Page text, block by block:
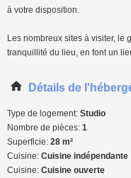
à votre disposition.
Les nombreux sites à visiter, le
tranquillité du lieu, en font un
Détails de
Type de logement: Studio
Nombre de pièces: 1
Superficie: 28 m²
Cuisine: Cuisine indépendante
Cuisine: Cuisine ouverte